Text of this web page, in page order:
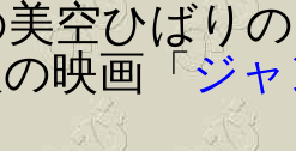
空ひばり
映画「ジ